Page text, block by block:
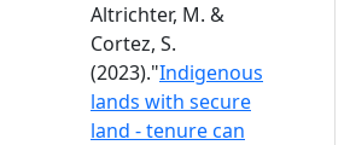
Altrichter, M. &
Cortez, S.
(2023)."Indigenous
lands with secure
land - tenure can